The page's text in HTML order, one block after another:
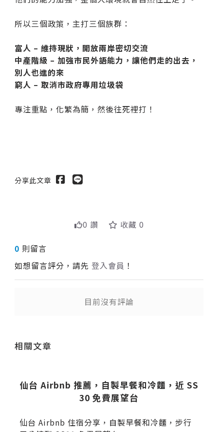
所以三個政策，主打三個族群：
富人 – 維持現狀，開放兩岸密切交流
中產階級 – 加強市民外語能力，讓他們走的出去，
別人也進的來
窮人 – 取消市政府專用垃圾袋
專注重點，化繁為簡，然後往死裡打！
分享此文章
0 讚 收藏 0
0 則留言
如想留言評分，請先 登入會員 ！
目前沒有評論
相關文章
仙台 Airbnb 推薦，自製早餐和冷麵，近 SS
30 免費展望台
仙台 Airbnb 住宿分享，自製早餐和冷麵，步行